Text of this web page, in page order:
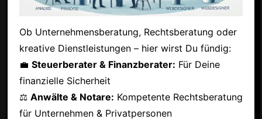
Ob Unternehmensberatung, Rechtsberatung oder
kreative Dienstleistungen – hier wirst Du fündig:
💼 Steuerberater & Finanzberater: Für Deine
finanzielle Sicherheit
⚖ Anwälte & Notare: Kompetente Rechtsberatung
für Unternehmen & Privatpersonen